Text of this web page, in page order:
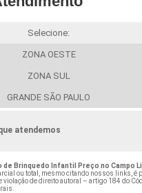
Selecione:
ZONA OESTE
ZONA SUL
GRANDE SÃO PAULO
atendemos
de Brinquedo Infantil Preço no Campo
ou total, mesmo citando nossos links, é
violação de direito autoral – artigo 184 do